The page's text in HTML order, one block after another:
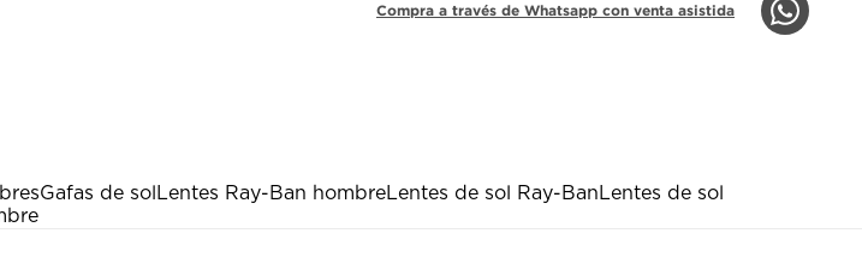
Compra a través de Whatsapp con venta asistida
Gafas de sol Lentes Ray-Ban hombreLentes de sol Ray-Ban Lentes de sol